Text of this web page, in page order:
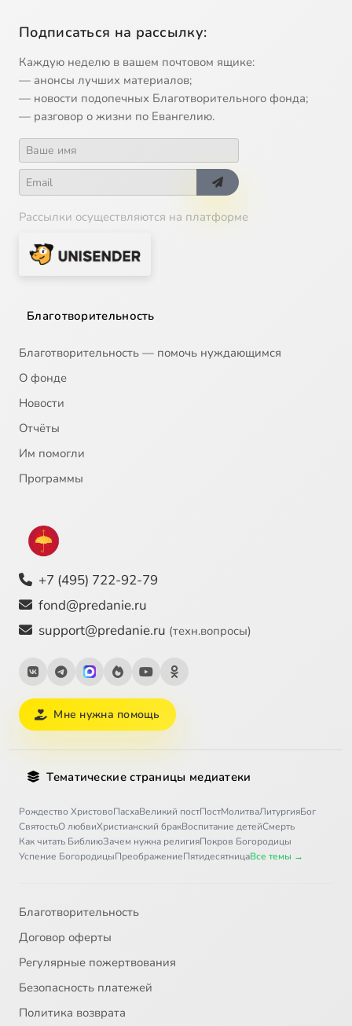
Подписаться на рассылку:
Каждую неделю в вашем почтовом ящике:
— анонсы лучших материалов;
— новости подопечных Благотворительного фонда;
— разговор о жизни по Евангелию.
Рассылки осуществляются на платформе
Благотворительность
Благотворительность — помочь нуждающимся
О фонде
Новости
Отчёты
Им помогли
Программы
+7 (495) 722-92-79
fond@predanie.ru
support@predanie.ru (техн.вопросы)
Мне нужна помощь
Тематические страницы медиатеки
Рождество ХристовоПасхаВеликий постПостМолитваЛитургияБог
СвятостьО любвиХристианский бракВоспитание детейСмерть
Как читать БиблиюЗачем нужна религияПокров Богородицы
Успение БогородицыПреображениеПятидесятницаВсе темы →
Благотворительность
Договор оферты
Регулярные пожертвования
Безопасность платежей
Политика возврата